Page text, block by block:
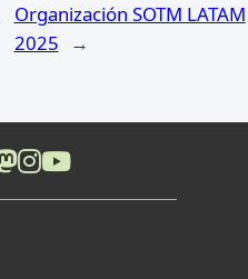
Organización SOTM LATAM
2025
→